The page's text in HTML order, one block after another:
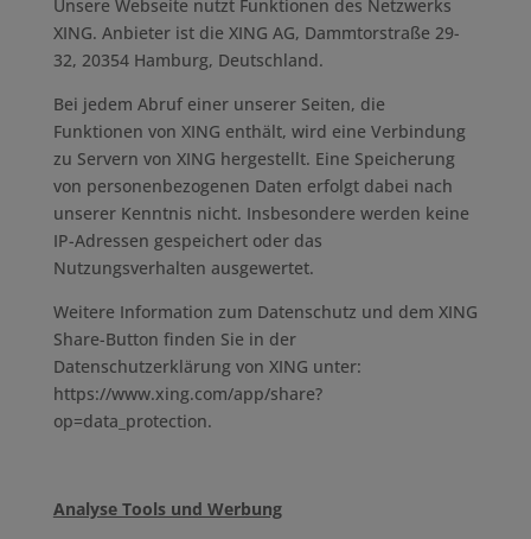
Unsere Webseite nutzt Funktionen des Netzwerks
XING. Anbieter ist die XING AG, Dammtorstraße 29-
32, 20354 Hamburg, Deutschland.
Bei jedem Abruf einer unserer Seiten, die
Funktionen von XING enthält, wird eine Verbindung
zu Servern von XING hergestellt. Eine Speicherung
von personenbezogenen Daten erfolgt dabei nach
unserer Kenntnis nicht. Insbesondere werden keine
IP-Adressen gespeichert oder das
Nutzungsverhalten ausgewertet.
Weitere Information zum Datenschutz und dem XING
Share-Button finden Sie in der
Datenschutzerklärung von XING unter:
https://www.xing.com/app/share?
op=data_protection.
Analyse Tools und Werbung